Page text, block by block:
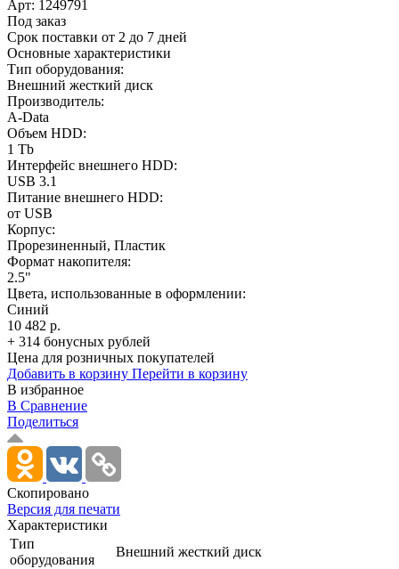
Арт: 1249791
Под заказ
Срок поставки от 2 до 7 дней
Основные характеристики
Тип оборудования:
Внешний жесткий диск
Производитель:
A-Data
Объем HDD:
1 Tb
Интерфейс внешнего HDD:
USB 3.1
Питание внешнего HDD:
от USB
Корпус:
Прорезиненный, Пластик
Формат накопителя:
2.5"
Цвета, использованные в оформлении:
Синий
10 482 р.
+ 314 бонусных рублей
Цена для розничных покупателей
Добавить в корзину Перейти в корзину
В избранное
В Сравнение
Поделиться
Скопировано
Версия для печати
Характеристики
Тип
оборудования
Внешний жесткий диск